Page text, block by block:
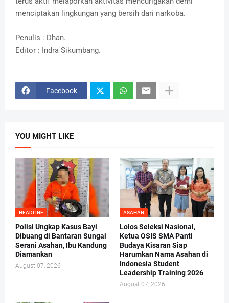
menciptakan lingkungan yang bersih dari narkoba.
Penulis : Dhan.
Editor : Indra Sikumbang.
Facebook
YOU MIGHT LIKE
HEADLINE
Polisi Ungkap Kasus Bayi
Dibuang di Bantaran Sungai
Serani Asahan, Ibu Kandung
Diamankan
August 07, 2026
ASAHAN
Lolos Seleksi Nasional,
Ketua OSIS SMA Panti
Budaya Kisaran Siap
Harumkan Nama Asahan di
Indonesia Student
Leadership Training 2026
August 07, 2026